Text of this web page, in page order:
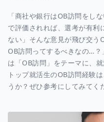
「商社や銀行はOB訪問をし
で評価されれば、選考が有利
ない」そんな意見が飛び交う
OB訪問ってするべきなの…
は「OB訪問」をテーマに、
トップ就活生のOB訪問経験
うか？ぜひ参考にしてみてく